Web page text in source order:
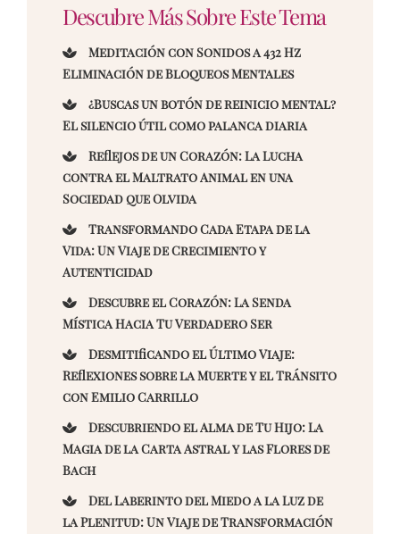
Descubre Más Sobre Este Tema
Meditación con Sonidos a 432 Hz
Eliminación de Bloqueos Mentales
¿Buscas un botón de reinicio mental?
El silencio útil como palanca diaria
Reflejos de un Corazón: La Lucha
contra el Maltrato Animal en una
Sociedad que Olvida
Transformando Cada Etapa de la
Vida: Un Viaje de Crecimiento y
Autenticidad
Descubre el Corazón: La Senda
Mística Hacia Tu Verdadero Ser
Desmitificando el Último Viaje:
Reflexiones sobre la Muerte y el Tránsito
con Emilio Carrillo
Descubriendo el Alma de Tu Hijo: La
Magia de la Carta Astral y las Flores de
Bach
Del Laberinto del Miedo a la Luz de
la Plenitud: Un Viaje de Transformación